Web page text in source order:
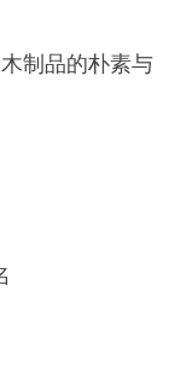
制品的朴素与